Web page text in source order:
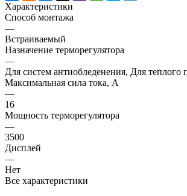
Характеристики
Способ монтажа
—
Встраиваемый
Назначение терморегулятора
—
Для систем антиобледенения, Для теплого
Максимальная сила тока, A
—
16
Мощность терморегулятора
—
3500
Дисплей
—
Нет
Все характеристики